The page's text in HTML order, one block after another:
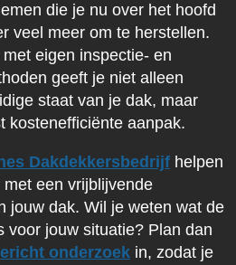
die je nu over het hoofd
veel meer om te herstellen.
eigen inspectie- en
geeft je niet alleen
staat van je dak, maar
kostenefficiënte aanpak.
Dakdekkersbedrijfhelpen
een vrijblijvende
jouw dak. Wil je weten wat de
voor jouw situatie? Plan dan
onderzoekin, zodat je